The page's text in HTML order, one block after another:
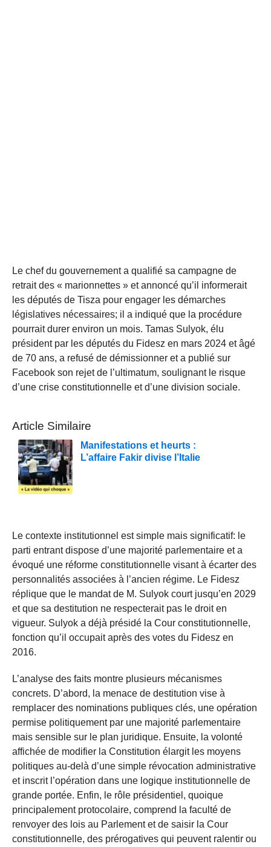
Le chef du gouvernement a qualifié sa campagne de
retrait des « marionnettes » et annoncé qu’il informerait
les députés de Tisza pour engager les démarches
législatives nécessaires; il a indiqué que la procédure
pourrait durer environ un mois. Tamas Sulyok, élu
président par les députés du Fidesz en mars 2024 et âgé
de 70 ans, a refusé de démissionner et a publié sur
Facebook son rejet de l’ultimatum, soulignant le risque
d’une crise constitutionnelle et d’une division sociale.
Article Similaire
Manifestations et heurts :
L’affaire Fakir divise l’Italie
Le contexte institutionnel est simple mais significatif: le
parti entrant dispose d’une majorité parlementaire et a
évoqué une réforme constitutionnelle visant à écarter des
personnalités associées à l’ancien régime. Le Fidesz
réplique que le mandat de M. Sulyok court jusqu’en 2029
et que sa destitution ne respecterait pas le droit en
vigueur. Sulyok a déjà présidé la Cour constitutionnelle,
fonction qu’il occupait après des votes du Fidesz en
2016.
L’analyse des faits montre plusieurs mécanismes
concrets. D’abord, la menace de destitution vise à
remplacer des nominations publiques clés, une opération
permise politiquement par une majorité parlementaire
mais sensible sur le plan juridique. Ensuite, la volonté
affichée de modifier la Constitution élargit les moyens
politiques au-delà d’une simple révocation administrative
et inscrit l’opération dans une logique institutionnelle de
grande portée. Enfin, le rôle présidentiel, quoique
principalement protocolaire, comprend la faculté de
renvoyer des lois au Parlement et de saisir la Cour
constitutionnelle, des prérogatives qui peuvent ralentir ou